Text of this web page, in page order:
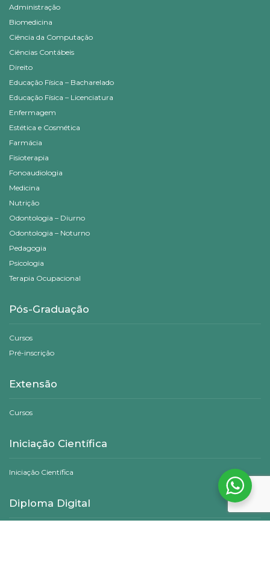
Administração
Biomedicina
Ciência da Computação
Ciências Contábeis
Direito
Educação Física – Bacharelado
Educação Física – Licenciatura
Enfermagem
Estética e Cosmética
Farmácia
Fisioterapia
Fonoaudiologia
Medicina
Nutrição
Odontologia – Diurno
Odontologia – Noturno
Pedagogia
Psicologia
Terapia Ocupacional
Pós-Graduação
Cursos
Pré-inscrição
Extensão
Cursos
Iniciação Científica
Iniciação Científica
Diploma Digital